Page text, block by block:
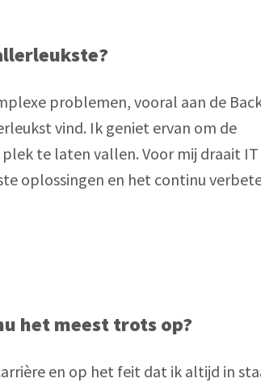
problemen, vooral aan de
vind. Ik geniet ervan om de
te laten vallen. Voor mij draait
oplossingen en het continu
het meest trots op?
en op het feit dat ik altijd in